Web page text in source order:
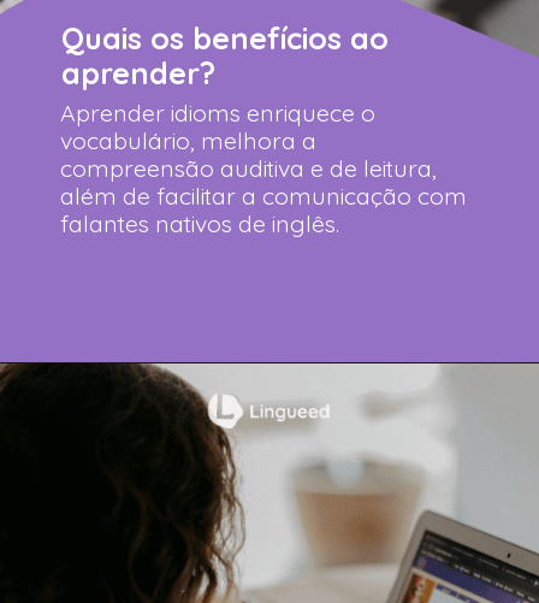
Quais os benefícios ao
aprender?
Aprender idioms enriquece o
vocabulário, melhora a
compreensão auditiva e de leitura,
além de facilitar a comunicação com
falantes nativos de inglês.